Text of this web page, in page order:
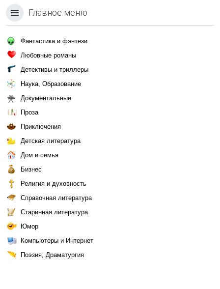
Главное меню
Фантастика и фэнтези
Любовные романы
Детективы и триллеры
Наука, Образование
Документальные
Проза
Приключения
Детская литература
Дом и семья
Бизнес
Религия и духовность
Справочная литература
Старинная литература
Юмор
Компьютеры и Интернет
Поэзия, Драматургия